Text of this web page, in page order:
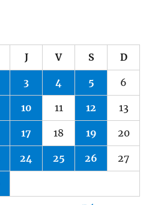
J V S D
3 4 5 6
10 11 12 13
17 18 19 20
24 25 26 27